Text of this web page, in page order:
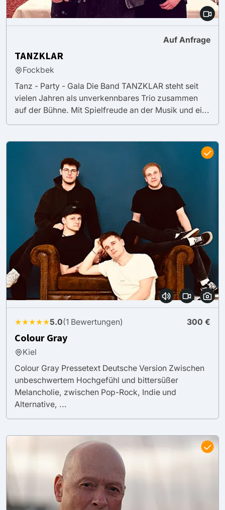
Auf Anfrage
TANZKLAR
Fockbek
Tanz - Party - Gala Die Band TANZKLAR steht seit
vielen Jahren als unverkennbares Trio zusammen
auf der Bühne. Mit Spielfreude an der Musik und ei...
★★★★★5.0(1 Bewertungen) 300 €
Colour Gray
Kiel
Colour Gray Pressetext Deutsche Version Zwischen
unbeschwertem Hochgefühl und bittersüßer
Melancholie, zwischen Pop-Rock, Indie und
Alternative, ...